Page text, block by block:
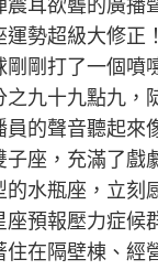
震耳欲聾的廣播
運勢超級大修正
剛剛打了一個噴
之九十九點九，
員的聲音聽起來
子座，充滿了戲
的水瓶座，立刻
座預報壓力症候
住在隔壁棟、經